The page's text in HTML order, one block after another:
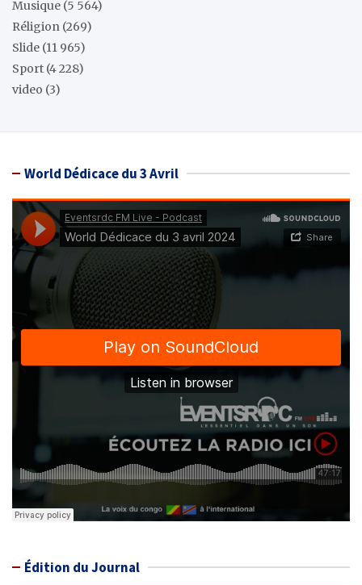
Musique (5 564)
Réligion (269)
Slide (11 965)
Sport (4 228)
video (3)
World Dédicace du 3 Avril
Édition du Journal